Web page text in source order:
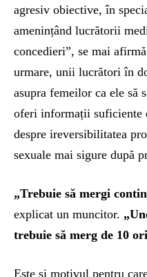
agresiv obiective, în
amenințând lucrătorii
concedieri”, se mai
urmare, unii lucrători în
asupra femeilor ca ele să
oferi informații suficiente
despre ireversibilitatea
sexuale mai sigure după
„Trebuie să mergi
explicat un muncitor. „
trebuie să merg de 10
Este și motivul pentru